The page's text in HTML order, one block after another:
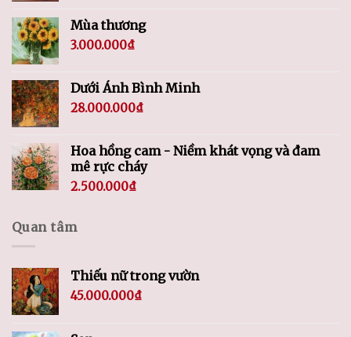
Mùa thương
3.000.000₫
Dưới Ánh Bình Minh
28.000.000₫
Hoa hồng cam - Niềm khát vọng và đam
mê rực cháy
2.500.000₫
Quan tâm
Thiếu nữ trong vườn
45.000.000₫